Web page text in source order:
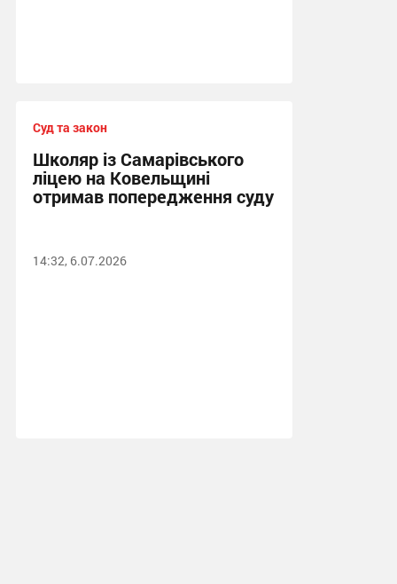
Суд та закон
Школяр із Самарівського
ліцею на Ковельщині
отримав попередження суду
14:32, 6.07.2026